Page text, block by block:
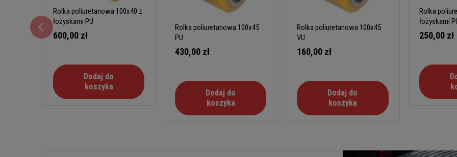
Rolka poliuretanowa 100x40 z
łożyskami PU
600,00 zł
Dodaj do
koszyka
Rolka poliuretanowa 100x45
PU
430,00 zł
Dodaj do
koszyka
Rolka poliuretanowa 100x45
VU
160,00 zł
Dodaj do
koszyka
Rolka
łożyskami
250,00 zł